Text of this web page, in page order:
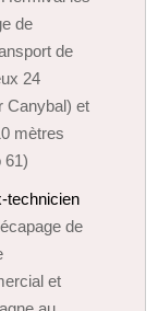
de
de
24
Canybal) et
mètres
61)
technicien
de
et